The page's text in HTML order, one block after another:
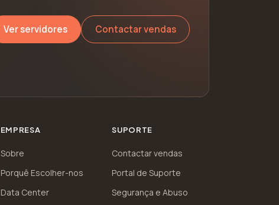
Ver servidores Contactar vendas
EMPRESA
Sobre
Porquê Escolher-nos
Data Center
SUPORTE
Contactar vendas
Portal de Suporte
Segurança e Abuso